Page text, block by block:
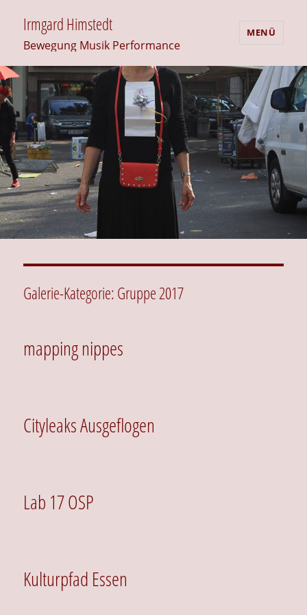
Irmgard Himstedt
Bewegung Musik Performance
MENÜ
Galerie-Kategorie:Gruppe 2017
mapping nippes
Cityleaks Ausgeflogen
Lab 17 OSP
Kulturpfad Essen